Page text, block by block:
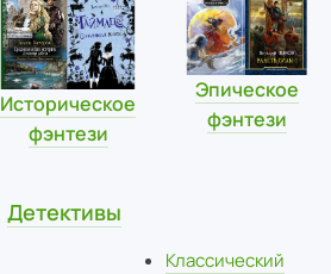
Историческое
фэнтези
Эпическое
фэнтези
Детективы
Классический